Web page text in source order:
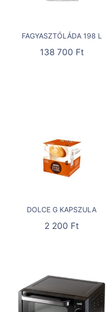
FAGYASZTÓLÁDA 198 L
138 700 Ft
DOLCE G KAPSZULA
2 200 Ft